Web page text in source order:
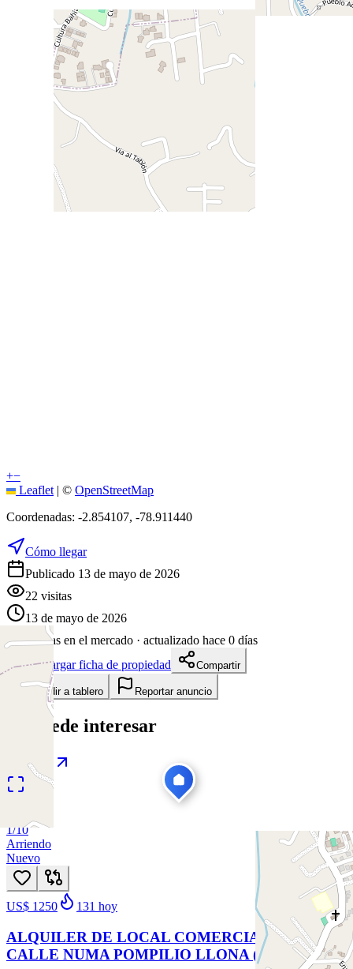
+−
Leaflet | © OpenStreetMap
Coordenadas: -2.854107, -78.911440
Cómo llegar
Publicado 13 de mayo de 2026
22 visitas
13 de mayo de 2026
88días en el mercado · actualizado hace 0 días
Descargar ficha de propiedad
Compartir
Añadir a tablero Reportar anuncio
Te puede interesar
Ver todas
1/10
Arriendo
Nuevo
US$ 1250 131 hoy
ALQUILER DE LOCAL COMERCIAL EN
CALLE NUMA POMPILIO LLONA (LM)